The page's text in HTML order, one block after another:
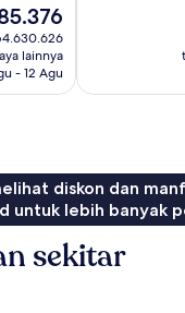
lainnya
- 12 Agu
diskon dan
untuk lebih banyak
sekitar